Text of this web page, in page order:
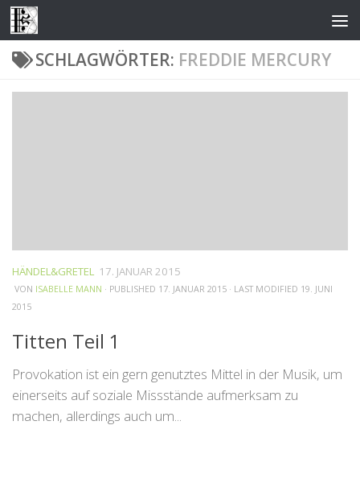
Zum Inhalt springen
SCHLAGWÖRTER: FREDDIE MERCURY
HÄNDEL&GRETEL 17. JANUAR 2015
VON ISABELLE MANN · PUBLISHED 17. JANUAR 2015 · LAST MODIFIED 19. JUNI
2015
Titten Teil 1
Provokation ist ein gern genutztes Mittel in der Musik, um
einerseits auf soziale Missstände aufmerksam zu
machen, allerdings auch um...